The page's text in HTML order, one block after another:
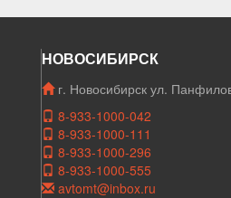
НОВОСИБИРСК
г. Новосибирск ул.
8-933-1000-042
8-933-1000-111
8-933-1000-296
8-933-1000-555
avtomt@inbox.ru